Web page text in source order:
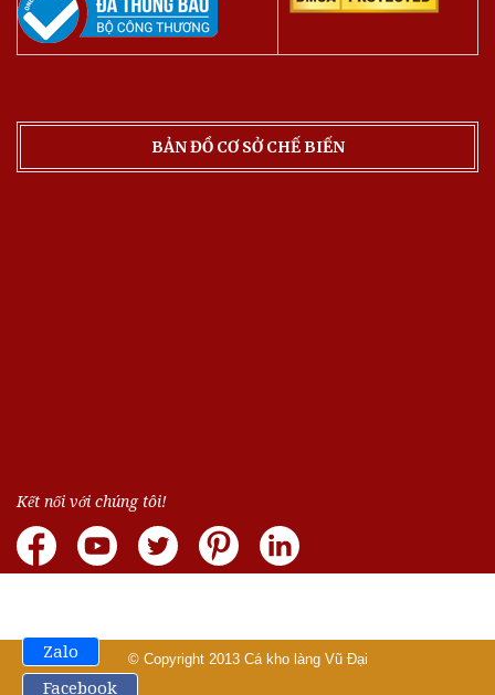
BẢN ĐỒ CƠ SỞ CHẾ BIẾN
Kết nối với chúng tôi!
© Copyright 2013 Cá kho làng Vũ Đại
Zalo
Facebook